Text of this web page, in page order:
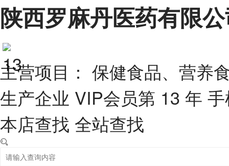
陕西罗麻丹医药有限
主营项目： 保健食品、营养
生产企业 VIP会员第 13 年
本店查找 全站查找